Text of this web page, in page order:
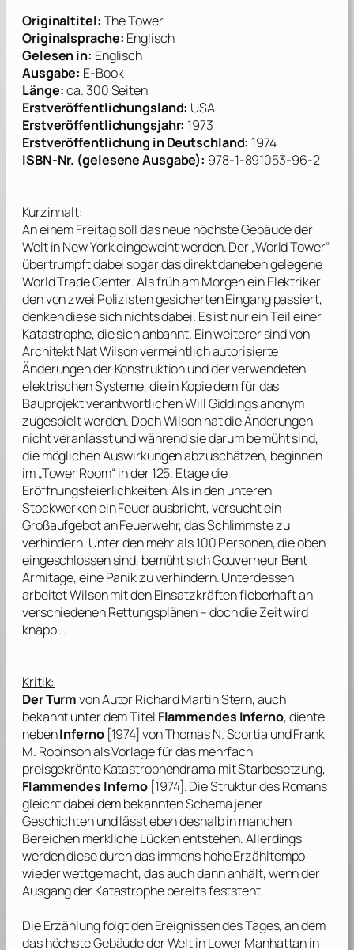
Originaltitel: The Tower
Originalsprache: Englisch
Gelesen in: Englisch
Ausgabe: E-Book
Länge:ca. 300 Seiten
Erstveröffentlichungsland: USA
Erstveröffentlichungsjahr: 1973
Erstveröffentlichung in Deutschland: 1974
ISBN-Nr. (gelesene Ausgabe): 978-1-891053-96-2
Kurzinhalt:
An einem Freitag soll das neue höchste Gebäude der
Welt in New York eingeweiht werden. Der „World Tower“
übertrumpft dabei sogar das direkt daneben gelegene
World Trade Center. Als früh am Morgen ein Elektriker
den von zwei Polizisten gesicherten Eingang passiert,
denken diese sich nichts dabei. Es ist nur ein Teil einer
Katastrophe, die sich anbahnt. Ein weiterer sind von
Architekt Nat Wilson vermeintlich autorisierte
Änderungen der Konstruktion und der verwendeten
elektrischen Systeme, die in Kopie dem für das
Bauprojekt verantwortlichen Will Giddings anonym
zugespielt werden. Doch Wilson hat die Änderungen
nicht veranlasst und während sie darum bemüht sind,
die möglichen Auswirkungen abzuschätzen, beginnen
im „Tower Room“ in der 125. Etage die
Eröffnungsfeierlichkeiten. Als in den unteren
Stockwerken ein Feuer ausbricht, versucht ein
Großaufgebot an Feuerwehr, das Schlimmste zu
verhindern. Unter den mehr als 100 Personen, die oben
eingeschlossen sind, bemüht sich Gouverneur Bent
Armitage, eine Panik zu verhindern. Unterdessen
arbeitet Wilson mit den Einsatzkräften fieberhaft an
verschiedenen Rettungsplänen – doch die Zeit wird
knapp …
Kritik:
Der Turmvon AutorRichard Martin Stern, auch
bekannt unter dem Titel Flammendes Inferno, diente
nebenInferno[1974] vonThomas N. Scortia undFrank
M. Robinsonals Vorlage für das mehrfach
preisgekrönte Katastrophendrama mit Starbesetzung,
Flammendes Inferno [1974]. Die Struktur des Romans
gleicht dabei dem bekannten Schema jener
Geschichten und lässt eben deshalb in manchen
Bereichen merkliche Lücken entstehen. Allerdings
werden diese durch das immens hohe Erzähltempo
wieder wettgemacht, das auch dann anhält, wenn der
Ausgang der Katastrophe bereits feststeht.
Die Erzählung folgt den Ereignissen des Tages, an dem
das höchste Gebäude der Welt in Lower Manhattan in